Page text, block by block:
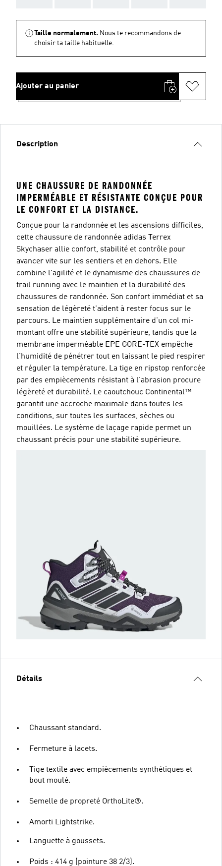
Taille normalement. Nous te recommandons de
choisir ta taille habituelle.
Ajouter au panier
Description
UNE CHAUSSURE DE RANDONNÉE
IMPERMÉABLE ET RÉSISTANTE CONÇUE POUR
LE CONFORT ET LA DISTANCE.
Conçue pour la randonnée et les ascensions difficiles,
cette chaussure de randonnée adidas Terrex
Skychaser allie confort, stabilité et contrôle pour
avancer vite sur les sentiers et en dehors. Elle
combine l'agilité et le dynamisme des chaussures de
trail running avec le maintien et la durabilité des
chaussures de randonnée. Son confort immédiat et sa
sensation de légèreté t'aident à rester focus sur le
parcours. Le maintien supplémentaire d'un col mi-
montant offre une stabilité supérieure, tandis que la
membrane imperméable EPE GORE-TEX empêche
l'humidité de pénétrer tout en laissant le pied respirer
et réguler la température. La tige en ripstop renforcée
par des empiècements résistant à l'abrasion procure
légèreté et durabilité. Le caoutchouc Continental™
garantit une accroche maximale dans toutes les
conditions, sur toutes les surfaces, sèches ou
mouillées. Le système de laçage rapide permet un
chaussant précis pour une stabilité supérieure.
Détails
Chaussant standard.
Fermeture à lacets.
Tige textile avec empiècements synthétiques et
bout moulé.
Semelle de propreté OrthoLite®.
Amorti Lightstrike.
Languette à goussets.
Poids : 414 g (pointure 38 2/3).